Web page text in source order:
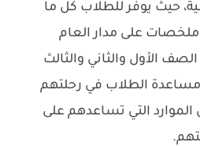
حيث يوفر للطلاب كل ما
على مدار العام
الأول والثاني والثالث
مساعدة الطلاب في رحلتهم
الموارد التي تساعدهم على